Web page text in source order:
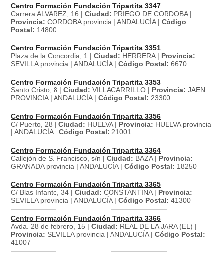
Centro Formación Fundación Tripartita 3347
Carrera ALVAREZ, 16 | Ciudad: PRIEGO DE CORDOBA |
Provincia: CORDOBA provincia | ANDALUCÍA | Código
Postal: 14800
Centro Formación Fundación Tripartita 3351
Plaza de la Concordia, 1 | Ciudad: HERRERA | Provincia:
SEVILLA provincia | ANDALUCÍA | Código Postal: 6670
Centro Formación Fundación Tripartita 3353
Santo Cristo, 8 | Ciudad: VILLACARRILLO | Provincia: JAEN
PROVINCIA | ANDALUCÍA | Código Postal: 23300
Centro Formación Fundación Tripartita 3356
C/ Puerto, 28 | Ciudad: HUELVA | Provincia: HUELVA provincia
| ANDALUCÍA | Código Postal: 21001
Centro Formación Fundación Tripartita 3364
Callejón de S. Francisco, s/n | Ciudad: BAZA | Provincia:
GRANADA provincia | ANDALUCÍA | Código Postal: 18250
Centro Formación Fundación Tripartita 3365
C/ Blas Infante, 34 | Ciudad: CONSTANTINA | Provincia:
SEVILLA provincia | ANDALUCÍA | Código Postal: 41300
Centro Formación Fundación Tripartita 3366
Avda. 28 de febrero, 15 | Ciudad: REAL DE LA JARA (EL) |
Provincia: SEVILLA provincia | ANDALUCÍA | Código Postal:
41007